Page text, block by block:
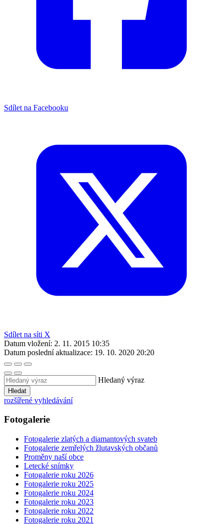
Sdílet na Facebooku
Sdílet na síti X
Datum vložení: 2. 11. 2015 10:35
Datum poslední aktualizace: 19. 10. 2020 20:20
Hledaný výraz
Hledat
rozšířené vyhledávání
Fotogalerie
Fotogalerie zlatých a diamantových svateb
Fotogalerie zemřelých žlutavských občanů
Proměny naší obce
Letecké snímky
Fotogalerie roku 2026
Fotogalerie roku 2025
Fotogalerie roku 2024
Fotogalerie roku 2023
Fotogalerie roku 2022
Fotogalerie roku 2021